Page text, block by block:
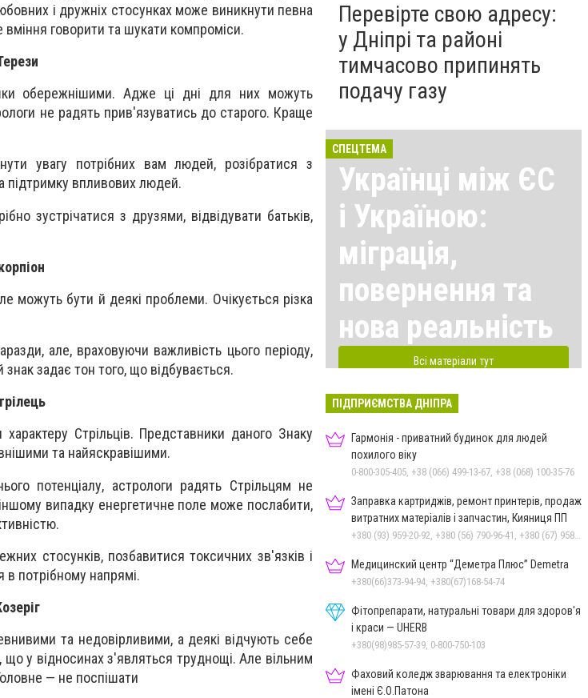
і дружніх стосунках може виникнути певна
говорити та шукати компроміси.
обережнішими. Адже ці дні для них можуть
не радять прив'язуватись до старого. Краще
увагу потрібних вам людей, розібратися з
підтримку впливових людей.
зустрічатися з друзями, відвідувати батьків,
можуть бути й деякі проблеми. Очікується різка
але, враховуючи важливість цього періоду,
задає тон того, що відбувається.
Стрільців. Представники даного Знаку
та найяскравішими.
потенціалу, астрологи радять Стрільцям не
випадку енергетичне поле може послабити,
стосунків, позбавитися токсичних зв'язків і
потрібному напрямі.
та недовірливими, а деякі відчують себе
у відносинах з'являться труднощі. Але вільним
— не поспішати
Перевірте свою адресу:
у Дніпрі та районі
тимчасово припинять
подачу газу
СПЕЦТЕМА
Українці між ЄС
і Україною:
міграція,
повернення та
нова реальність
Всі матеріали тут
ПІДПРИЄМСТВА ДНІПРА
Гармонія - приватний будинок для людей
похилого віку
0-800-305-405, +38 (066) 499-13-67, +38 (068) 100-35-76
Заправка картриджів, ремонт принтерів, продаж
витратних матеріалів і запчастин, Кияниця ПП
Медицинский центр “Деметра Плюс” Demetra
+380(66)373-94-94, +380(67)168-54-74
Фітопрепарати, натуральні товари для здоров'я
і краси — UHERB
+380(98)985-57-39, 0-800-750-103
Фаховий коледж зварювання та електроніки
імені Є.О.Патона